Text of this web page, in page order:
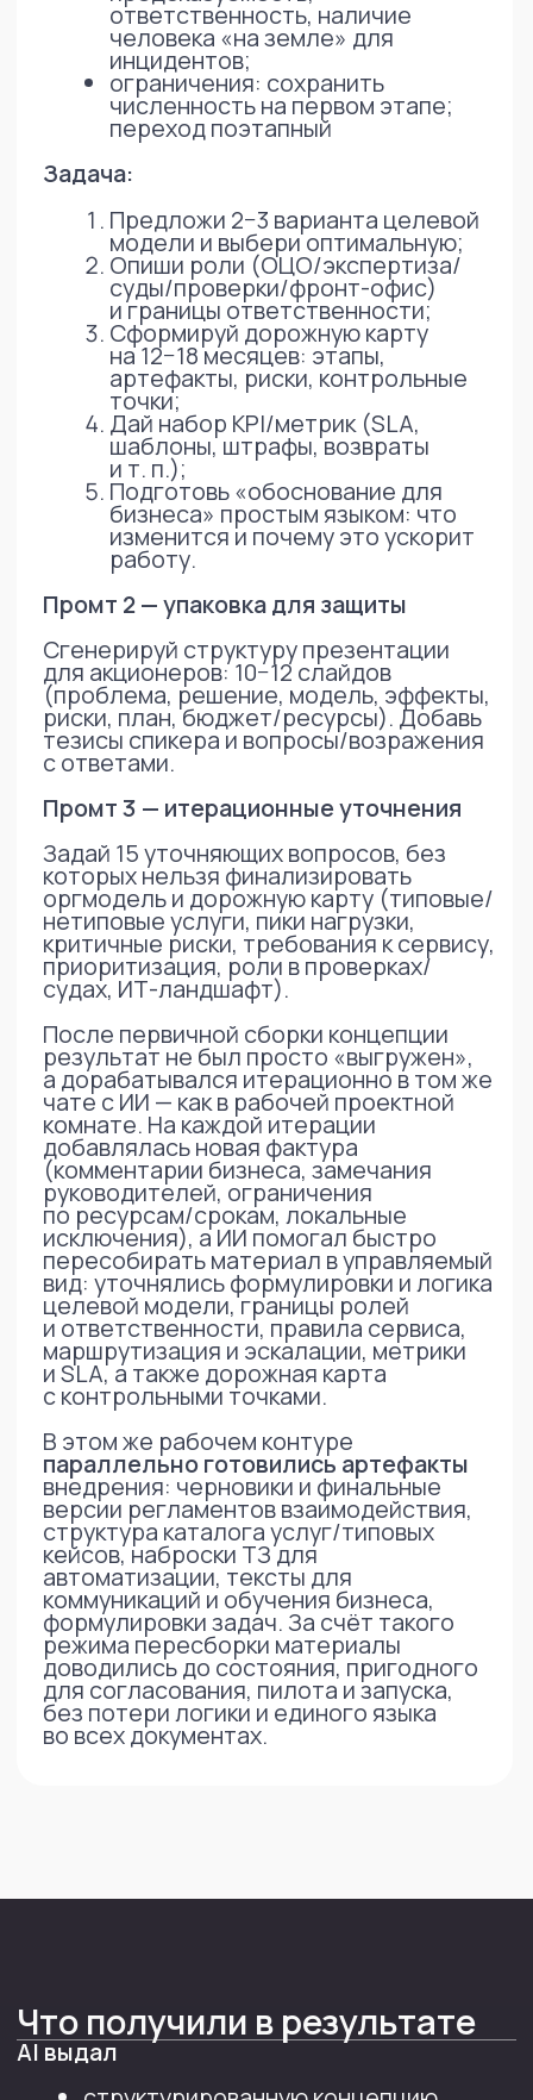
Что получили в результате
структурированную концепцию
целевой модели
описание ролей и процессов
проект дорожной карты
систему KPI и метрик
Дополнительно в процессе
регламенты взаимодействия
структура каталога услуг
наброски ТЗ для автоматизации
тексты коммуникаций
Практический результат
Концепция была успешно
предварительно защищена перед
акционерами.
Ключевой эффект AI
Не замена эксперта, а ускорение:
структурирования
логики
упаковки
Подход применим для любых
задач:
реорганизация функций
(не только юридической)
разработка операционных
моделей
подготовка стратегий
упаковка проектов для топ-
менеджмента
подготовка презентаций и защит
разработка регламентов
и процессов
перевод экспертного знания
в управленческий формат
Где еще применим этот подход
Написать в телеграм
Обсудим как ИИ можно
использовать у Вас?
Написать на почту
ИИ ускоряет работу юристов,
освобождая время для экспертных
решений и роста бизнеса
юристами